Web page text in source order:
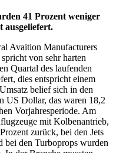
41 Prozent weniger
ausgeliefert.
Avaition Manufacturers
von sehr harten
Quartal des laufenden
dies entspricht einem
belief sich in den
US Dollar, das waren 18,2
Vorjahresperiode. Am
mit Kolbenantrieb,
zurück, bei den Jets
bei den Turboprops wurden